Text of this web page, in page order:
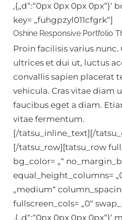
‚{„d“:“0px 0px 0px 0px“}‘
key= „fuhgpzyl011cfgrk“]
Oshine Responsive Portfolio
Proin facilisis varius nunc.
ultrices et dui ut, luctus
convallis sapien placerat
vehicula. Cras vitae diam
faucibus eget a diam.
vitae fermentum.
[/tatsu_inline_text][/
[/tatsu_row][tatsu_row
bg_color= „“
equal_height_columns=
„medium“
fullscreen_cols= „0“
‚{„d“:“0px 0px 0px 0px“}‘